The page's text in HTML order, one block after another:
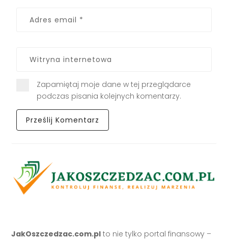
Zapamiętaj moje dane w tej przeglądarce
podczas pisania kolejnych komentarzy.
JakOszczedzac.com.pl to nie tylko portal finansowy –